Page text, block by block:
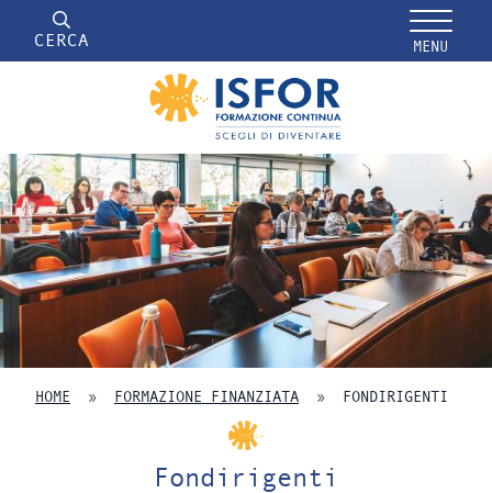
CERCA MENU
HOME » FORMAZIONE FINANZIATA » FONDIRIGENTI
Fondirigenti